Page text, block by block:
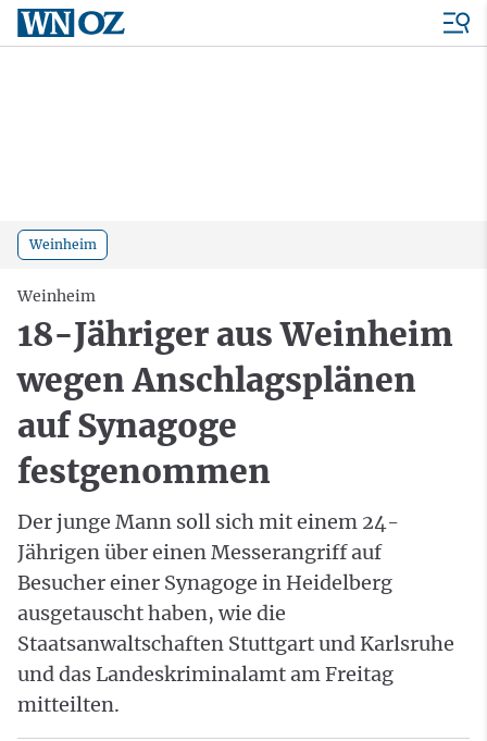
Weinheim
Weinheim
18-Jähriger aus Weinheim
wegen Anschlagsplänen
auf Synagoge
festgenommen
Der junge Mann soll sich mit einem 24-
Jährigen über einen Messerangriff auf
Besucher einer Synagoge in Heidelberg
ausgetauscht haben, wie die
Staatsanwaltschaften Stuttgart und Karlsruhe
und das Landeskriminalamt am Freitag
mitteilten.